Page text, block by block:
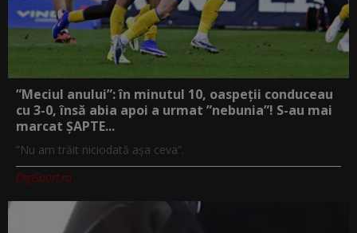
”Meciul anului”: în minutul 10, oaspeții conduceau
cu 3-0, însă abia apoi a urmat ”nebunia”! S-au mai
marcat ȘAPTE...
”Nu am trăit niciodată așa ceva”.
DigiSport.ro